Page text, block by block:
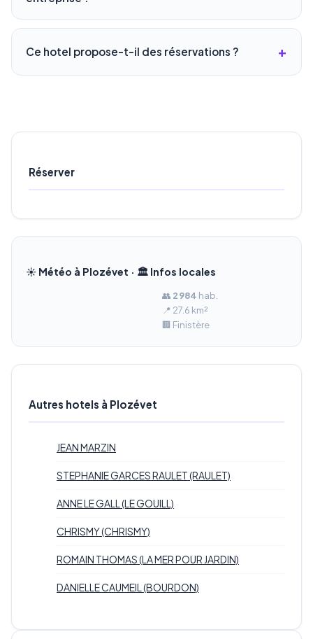
Ce hotel propose-t-il des réservations ?
Réserver
☀️ Météo à Plozévet · 🏛️ Infos locales
👥 2 984 hab.
📍 27.6 km²
🏢 Finistère
Autres hotels à Plozévet
JEAN MARZIN
STEPHANIE GARCES RAULET (RAULET)
ANNE LE GALL (LE GOUILL)
CHRISMY (CHRISMY)
ROMAIN THOMAS (LA MER POUR JARDIN)
DANIELLE CAUMEIL (BOURDON)